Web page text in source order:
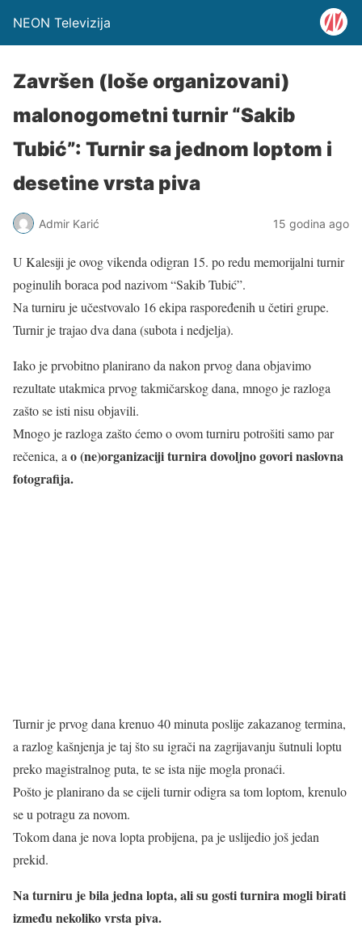
NEON Televizija
Završen (loše organizovani)
malonogometni turnir “Sakib
Tubić”: Turnir sa jednom loptom i
desetine vrsta piva
Admir Karić 15 godina ago
U Kalesiji je ovog vikenda odigran 15. po redu memorijalni turnir
poginulih boraca pod nazivom “Sakib Tubić”.
Na turniru je učestvovalo 16 ekipa raspoređenih u četiri grupe.
Turnir je trajao dva dana (subota i nedjelja).
Iako je prvobitno planirano da nakon prvog dana objavimo
rezultate utakmica prvog takmičarskog dana, mnogo je razloga
zašto se isti nisu objavili.
Mnogo je razloga zašto ćemo o ovom turniru potrošiti samo par
rečenica, a o (ne)organizaciji turnira dovoljno govori naslovna
fotografija.
Turnir je prvog dana krenuo 40 minuta poslije zakazanog termina,
a razlog kašnjenja je taj što su igrači na zagrijavanju šutnuli loptu
preko magistralnog puta, te se ista nije mogla pronaći.
Pošto je planirano da se cijeli turnir odigra sa tom loptom, krenulo
se u potragu za novom.
Tokom dana je nova lopta probijena, pa je uslijedio još jedan
prekid.
Na turniru je bila jedna lopta, ali su gosti turnira mogli birati
između nekoliko vrsta piva.